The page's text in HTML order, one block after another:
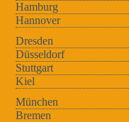
Hamburg
Hannover
Dresden
Düsseldorf
Stuttgart
Kiel
München
Bremen